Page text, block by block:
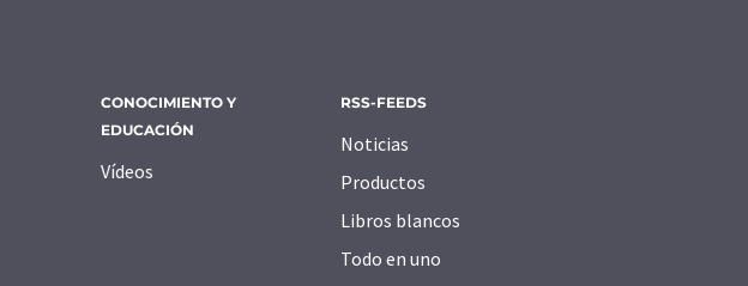
CONOCIMIENTO Y
EDUCACIÓN
Vídeos
RSS-FEEDS
Noticias
Productos
Libros blancos
Todo en uno